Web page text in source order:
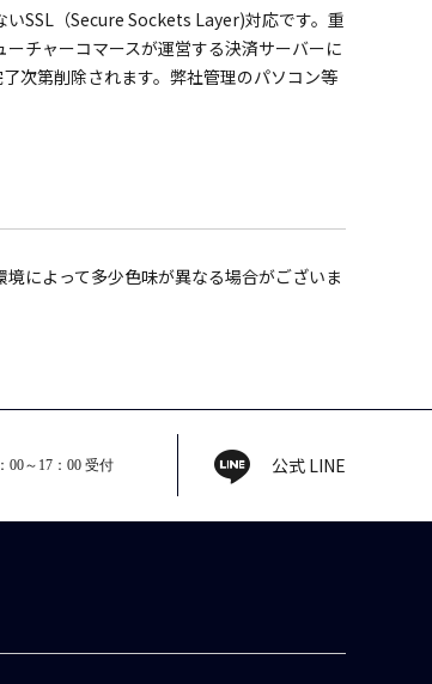
SSL（Secure Sockets Layer)対応です。重
チャーコマースが運営する決済サーバーに
次第削除されます。弊社管理のパソコン等
によって多少色味が異なる場合がございま
00～17：00 受付 公式 LINE